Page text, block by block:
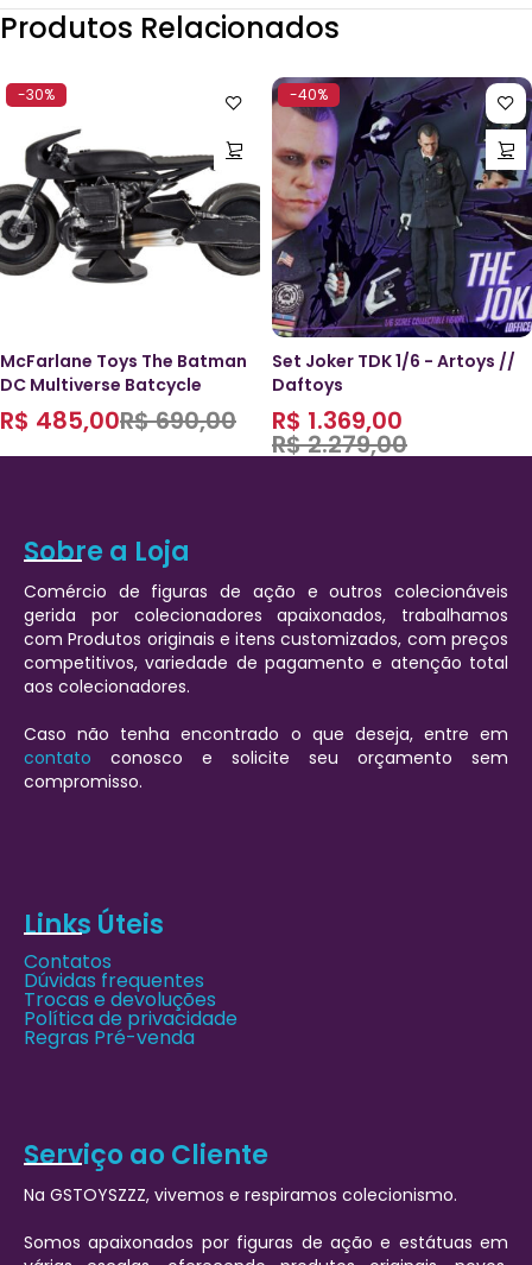
Produtos Relacionados
-30%
McFarlane Toys The Batman
DC Multiverse Batcycle
R$690,00
R$ 485,00
-40%
Set Joker TDK 1/6 - Artoys //
Daftoys
R$2.279,00
R$ 1.369,00
Sobre a Loja
Comércio de figuras de ação e outros colecionáveis
gerida por colecionadores apaixonados, trabalhamos
com Produtos originais e itens customizados, com preços
competitivos, variedade de pagamento e atenção total
aos colecionadores.
Caso não tenha encontrado o que deseja, entre em
contato conosco e solicite seu orçamento sem
compromisso.
Links Úteis
Contatos
Dúvidas frequentes
Trocas e devoluções
Política de privacidade
Regras Pré-venda
Serviço ao Cliente
Na GSTOYSZZZ, vivemos e respiramos colecionismo.
Somos apaixonados por figuras de ação e estátuas em